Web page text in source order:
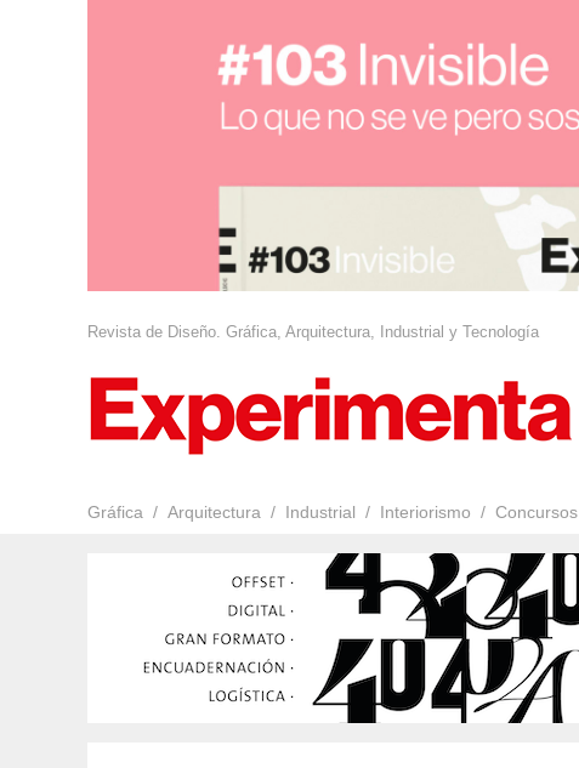
Revista de Diseño. Gráfica, Arquitectura, Industrial y Tecnología
Gráfica Arquitectura Industrial Interiorismo Concursos